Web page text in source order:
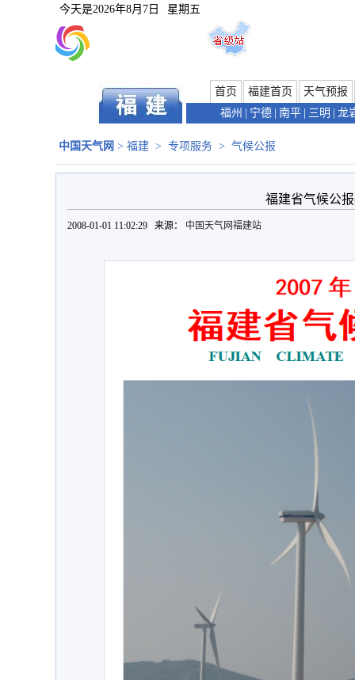
今天是2026年8月7日 星期五
首页 福建首页
天气预报
福州
宁德 南平 三明 龙
中国天气网 > 福建 > 专项服务 > 气候公报
福建省气候公
2008-01-01 11:02:29 来源： 中国天气网福建站